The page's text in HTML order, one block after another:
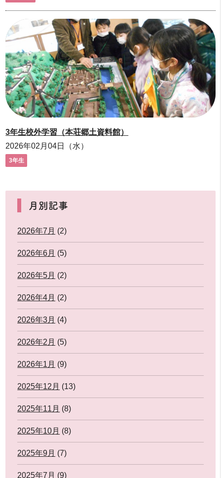
3年生校外学習（本荘郷土資料館）
2026年02月04日（水）
3年生
月別記事
2026年7月 (2)
2026年6月 (5)
2026年5月 (2)
2026年4月 (2)
2026年3月 (4)
2026年2月 (5)
2026年1月 (9)
2025年12月 (13)
2025年11月 (8)
2025年10月 (8)
2025年9月 (7)
2025年7月 (9)